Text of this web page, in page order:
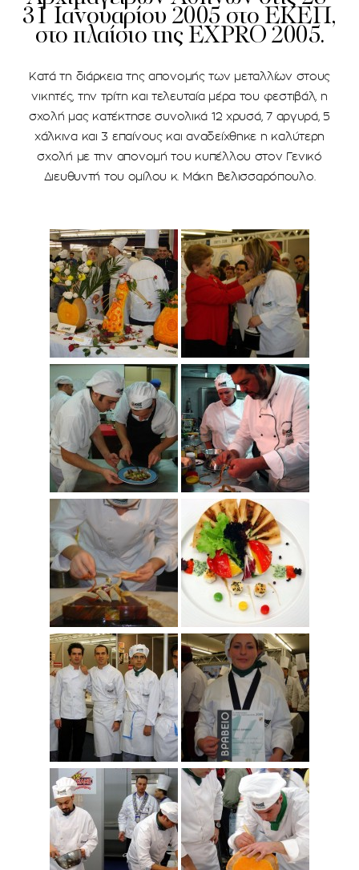
31 Ιανουαρίου 2005 στο ΕΚΕΠ,
στο πλαίσιο της EXPRO 2005.
Κατά τη διάρκεια της απονομής των μεταλλίων στους
νικητές, την τρίτη και τελευταία μέρα του φεστιβάλ, η
σχολή μας κατέκτησε συνολικά 12 χρυσά, 7 αργυρά, 5
χάλκινα και 3 επαίνους και αναδείχθηκε η καλύτερη
σχολή με την απονομή του κυπέλλου στον Γενικό
Διευθυντή του ομίλου κ. Μάκη Βελισσαρόπουλο.